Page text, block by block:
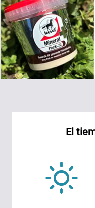
El